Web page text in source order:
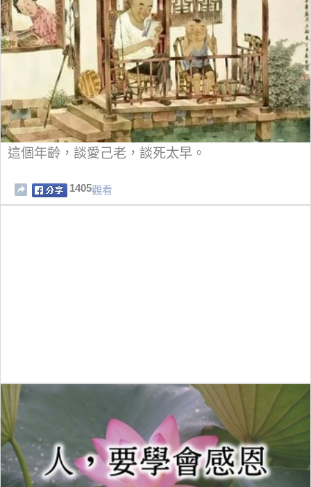
這個年齡，談愛己老，談死太早。
1405觀看